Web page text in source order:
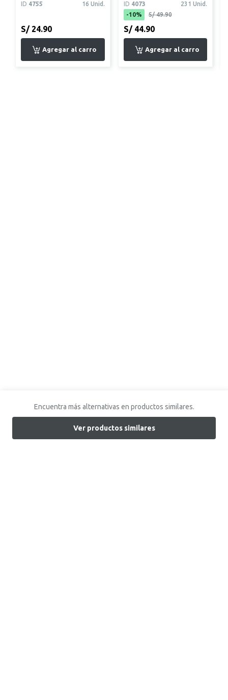
Encuentra más alternativas en productos similares.
Ver productos similares
ID 4755 16 Unid.
S/ 24.90
ID 4073
231 Unid.
-10%
S/ 49.90
S/ 44.90